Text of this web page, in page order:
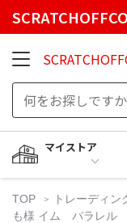
マイストア
TOP トレーディン
も様 イム パラレル